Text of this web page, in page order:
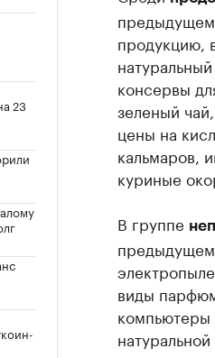
23
продукцию,
консервы
зеленый
цены на
кальмаров,
куриные
В группе
виды
компьютеры